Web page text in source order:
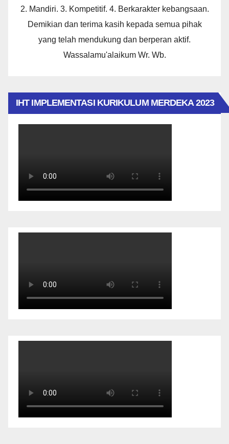
2. Mandiri. 3. Kompetitif. 4. Berkarakter kebangsaan.
Demikian dan terima kasih kepada semua pihak
yang telah mendukung dan berperan aktif.
Wassalamu'alaikum Wr. Wb.
IHT IMPLEMENTASI KURIKULUM MERDEKA 2023